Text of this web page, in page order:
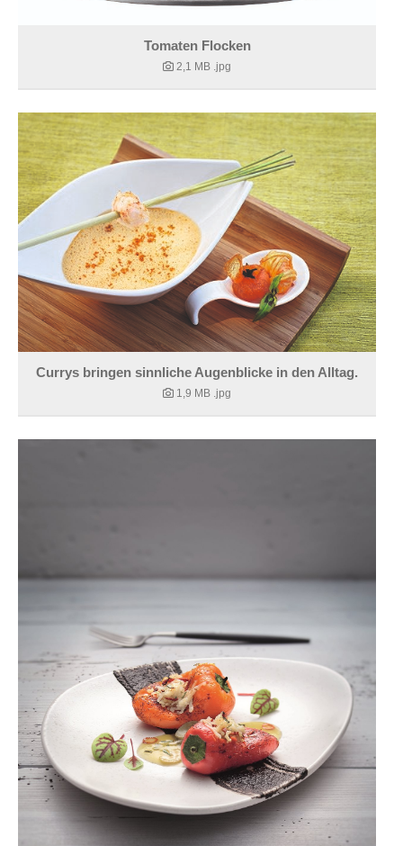
Tomaten Flocken
2,1 MB .jpg
Currys bringen sinnliche Augenblicke in den Alltag.
1,9 MB .jpg